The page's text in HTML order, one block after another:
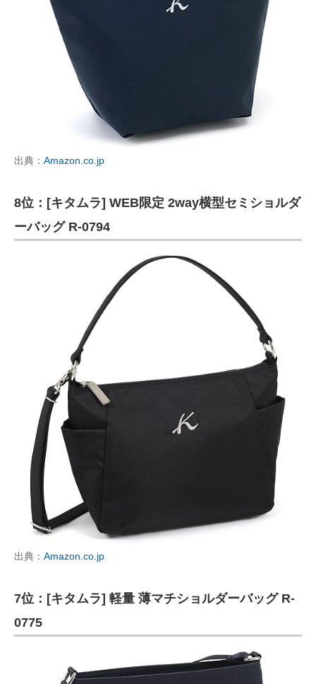
出典： Amazon.co.jp
8位：[キタムラ] WEB限定 2way横型セミショルダ
ーバッグ R-0794
出典： Amazon.co.jp
7位：[キタムラ] 軽量 薄マチショルダーバッグ R-
0775